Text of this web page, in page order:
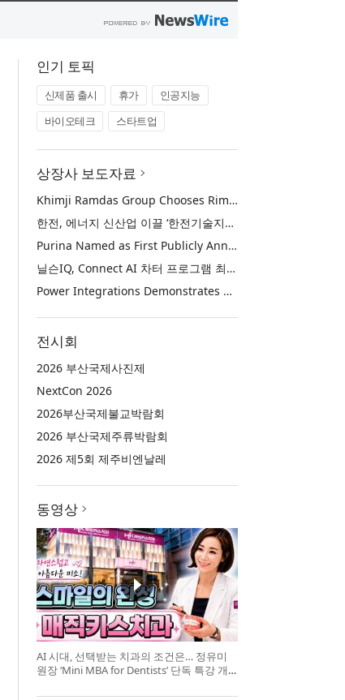
인기 토픽
신제품 출시 휴가
인공지능
바이오테크
스타트업
상장사 보도자료
Khimji Ramdas Group Chooses Rimini Street to Reduce SAP Support Costs, Protect 700+ Customizations and Reinvest Savings in Innovation
한전, 에너지 신산업 이끌 ‘한전기술지주’ 공식 출범
Purina Named as First Publicly Announced NIQ ConnectAI Charter Client
닐슨IQ, Connect AI 차터 프로그램 최초 고객사 ‘퓨리나’ 선정
Power Integrations Demonstrates World’s First 2200 V GaN Technology for Next-Era High-Voltage Power Systems
전시회
2026 부산국제사진제
NextCon 2026
2026부산국제불교박람회
2026 부산국제주류박람회
2026 제5회 제주비엔날레
동영상
AI 시대, 선택받는 치과의 조건은… 정유미
원장 ‘Mini MBA for Dentists’ 단독 특강 개